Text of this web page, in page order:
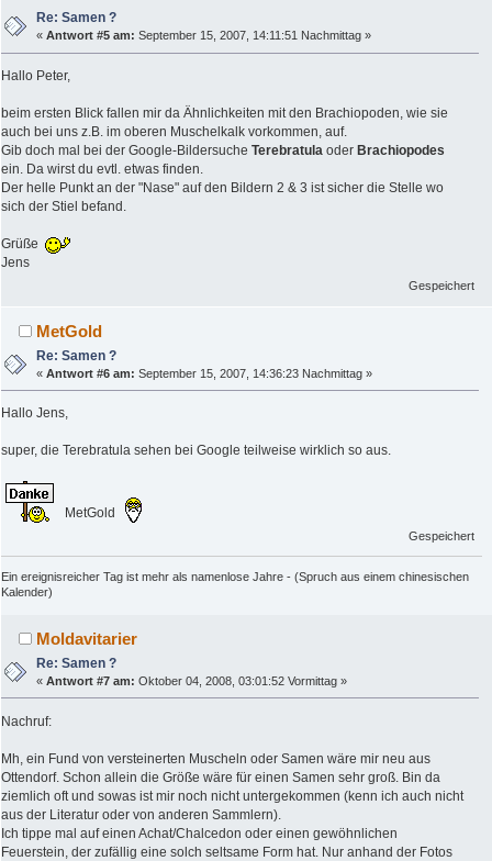
Re: Samen ?
«Antwort #5 am: September 15, 2007, 14:11:51 Nachmittag »
Hallo Peter,
beim ersten Blick fallen mir da Ähnlichkeiten mit den Brachiopoden, wie sie
auch bei uns z.B. im oberen Muschelkalk vorkommen, auf.
Gib doch mal bei der Google-Bildersuche Terebratula oder Brachiopodes
ein. Da wirst du evtl. etwas finden.
Der helle Punkt an der "Nase" auf den Bildern 2 & 3 ist sicher die Stelle wo
sich der Stiel befand.
Grüße
Jens
Gespeichert
MetGold
Re: Samen ?
«Antwort #6 am: September 15, 2007, 14:36:23 Nachmittag »
Hallo Jens,
super, die Terebratula sehen bei Google teilweise wirklich so aus.
MetGold
Gespeichert
Ein ereignisreicher Tag ist mehr als namenlose Jahre - (Spruch aus einem chinesischen
Kalender)
Moldavitarier
Re: Samen ?
«Antwort #7 am: Oktober 04, 2008, 03:01:52 Vormittag »
Nachruf:
Mh, ein Fund von versteinerten Muscheln oder Samen wäre mir neu aus
Ottendorf. Schon allein die Größe wäre für einen Samen sehr groß. Bin da
ziemlich oft und sowas ist mir noch nicht untergekommen (kenn ich auch nicht
aus der Literatur oder von anderen Sammlern).
Ich tippe mal auf einen Achat/Chalcedon oder einen gewöhnlichen
Feuerstein, der zufällig eine solch seltsame Form hat. Nur anhand der Fotos